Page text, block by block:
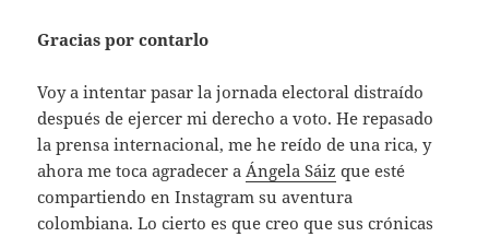
Gracias por contarlo
Voy a intentar pasar la jornada electoral distraído
después de ejercer mi derecho a voto. He repasado
la prensa internacional, me he reído de una rica, y
ahora me toca agradecer aÁngela Sáiz que esté
compartiendo en Instagram su aventura
colombiana. Lo cierto es que creo que sus crónicas